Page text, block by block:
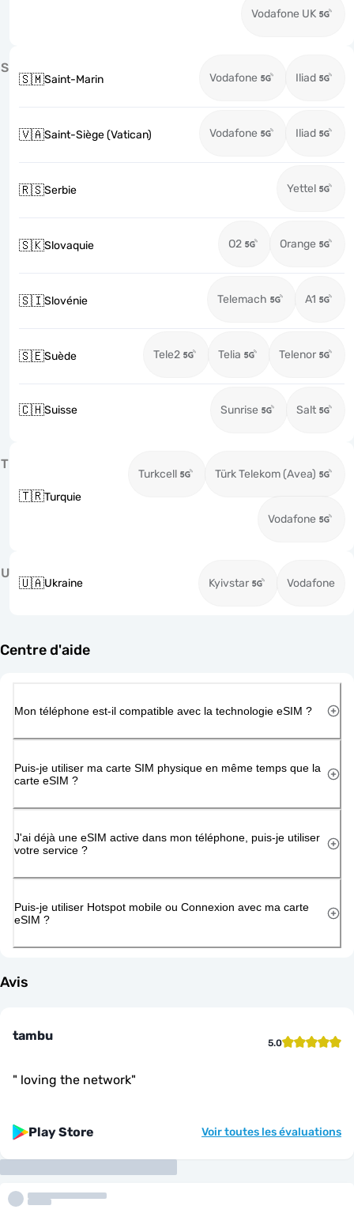
Vodafone UK
S
🇸🇲Saint-Marin Vodafone Iliad
🇻🇦Saint-Siège (Vatican) Vodafone Iliad
🇷🇸Serbie Yettel
🇸🇰Slovaquie O2 Orange
🇸🇮Slovénie Telemach A1
🇸🇪Suède Tele2 Telia Telenor
🇨🇭Suisse Sunrise Salt
T
🇹🇷Turquie
Turkcell Türk Telekom (Avea)
Vodafone
U
🇺🇦Ukraine Kyivstar Vodafone
Centre d'aide
Mon téléphone est-il compatible avec la technologie eSIM ?
Puis-je utiliser ma carte SIM physique en même temps que la
carte eSIM ?
J'ai déjà une eSIM active dans mon téléphone, puis-je utiliser
votre service ?
Puis-je utiliser Hotspot mobile ou Connexion avec ma carte
eSIM ?
Avis
tambu 5.0
" loving the network"
Play Store Voir toutes les évaluations